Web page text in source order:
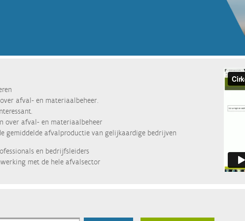
afval- en materiaalbeheer.
over afval- en materiaalbeheer
gemiddelde afvalproductie van gelijkaardige bedrijven
en bedrijfsleiders
met de hele afvalsector